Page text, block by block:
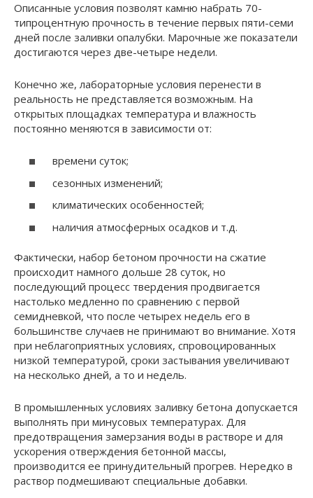
Описанные условия позволят камню набрать 70-
типроцентную прочность в течение первых пяти-семи
дней после заливки опалубки. Марочные же показатели
достигаются через две-четыре недели.
Конечно же, лабораторные условия перенести в
реальность не представляется возможным. На
открытых площадках температура и влажность
постоянно меняются в зависимости от:
времени суток;
сезонных изменений;
климатических особенностей;
наличия атмосферных осадков и т.д.
Фактически, набор бетоном прочности на сжатие
происходит намного дольше 28 суток, но
последующий процесс твердения продвигается
настолько медленно по сравнению с первой
семидневкой, что после четырех недель его в
большинстве случаев не принимают во внимание. Хотя
при неблагоприятных условиях, спровоцированных
низкой температурой, сроки застывания увеличивают
на несколько дней, а то и недель.
В промышленных условиях заливку бетона допускается
выполнять при минусовых температурах. Для
предотвращения замерзания воды в растворе и для
ускорения отверждения бетонной массы,
производится ее принудительный прогрев. Нередко в
раствор подмешивают специальные добавки.